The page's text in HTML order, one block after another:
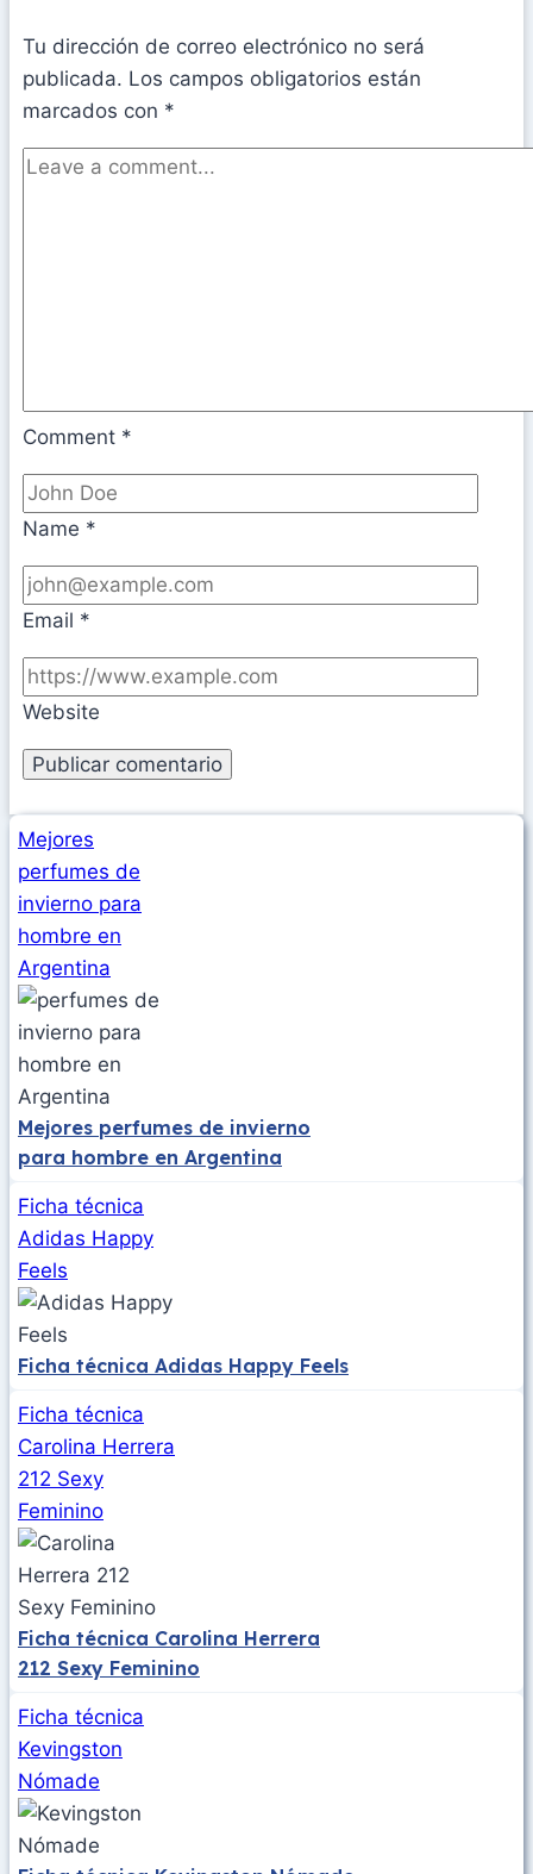
Tu dirección de correo electrónico no será
publicada. Los campos obligatorios están
marcados con *
Comment *
Name *
Email *
Website
Mejores
perfumes de
invierno para
hombre en
Argentina
Mejores perfumes de invierno
para hombre en Argentina
Ficha técnica
Adidas Happy
Feels
Ficha técnica Adidas Happy Feels
Ficha técnica
Carolina Herrera
212 Sexy
Feminino
Ficha técnica Carolina Herrera
212 Sexy Feminino
Ficha técnica
Kevingston
Nómade